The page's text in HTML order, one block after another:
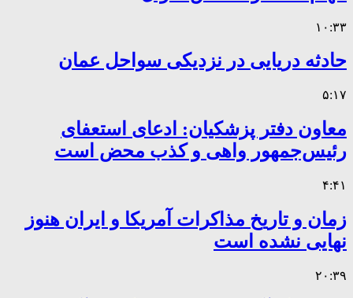
۱۰:۳۳
حادثه دریایی در نزدیکی سواحل عمان
۵:۱۷
معاون دفتر پزشکیان: ادعای استعفای
رئیس‌جمهور واهی و کذب محض است
۴:۴۱
زمان و تاریخ مذاکرات آمریکا و ایران هنوز
نهایی نشده است
۲۰:۳۹